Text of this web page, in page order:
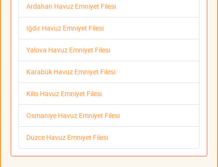
Ardahan Havuz Emniyet Filesi
Iğdır Havuz Emniyet Filesi
Yalova Havuz Emniyet Filesi
Karabük Havuz Emniyet Filesi
Kilis Havuz Emniyet Filesi
Osmaniye Havuz Emniyet Filesi
Düzce Havuz Emniyet Filesi